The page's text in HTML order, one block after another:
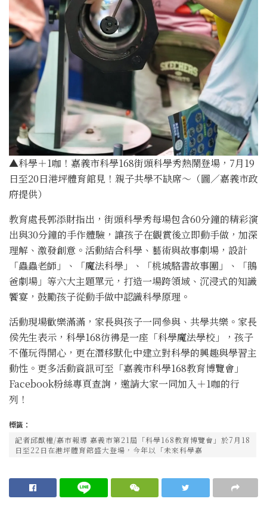
▲科學＋1咖！嘉義市科學168街頭科學秀熱鬧登場，7月19
日至20日港坪體育館見！親子共學不缺席～（圖／嘉義市政
府提供）
教育處長郭添財指出，街頭科學秀每場包含60分鐘的精彩演
出與30分鐘的手作體驗，讓孩子在觀賞後立即動手做，加深
理解、激發創意。活動結合科學、藝術與故事劇場，設計
「蟲蟲老師」、「魔法科學」、「桃城駱書故事團」、「鵝
爸劇場」等六大主題單元，打造一場跨領域、沉浸式的知識
饗宴，鼓勵孩子從動手做中認識科學原理。
活動現場歡樂滿滿，家長與孩子一同參與、共學共樂。家長
侯先生表示，科學168彷彿是一座「科學魔法學校」，孩子
不僅玩得開心，更在潛移默化中建立對科學的興趣與學習主
動性。更多活動資訊可至「嘉義市科學168教育博覽會」
Facebook粉絲專頁查詢，邀請大家一同加入＋1咖的行
列！
標籤：
記者邱猷權/嘉市報導 嘉義市第21屆「科學168教育博覽會」於7月18
日至22日在港坪體育館盛大登場，今年以「未來科學嘉